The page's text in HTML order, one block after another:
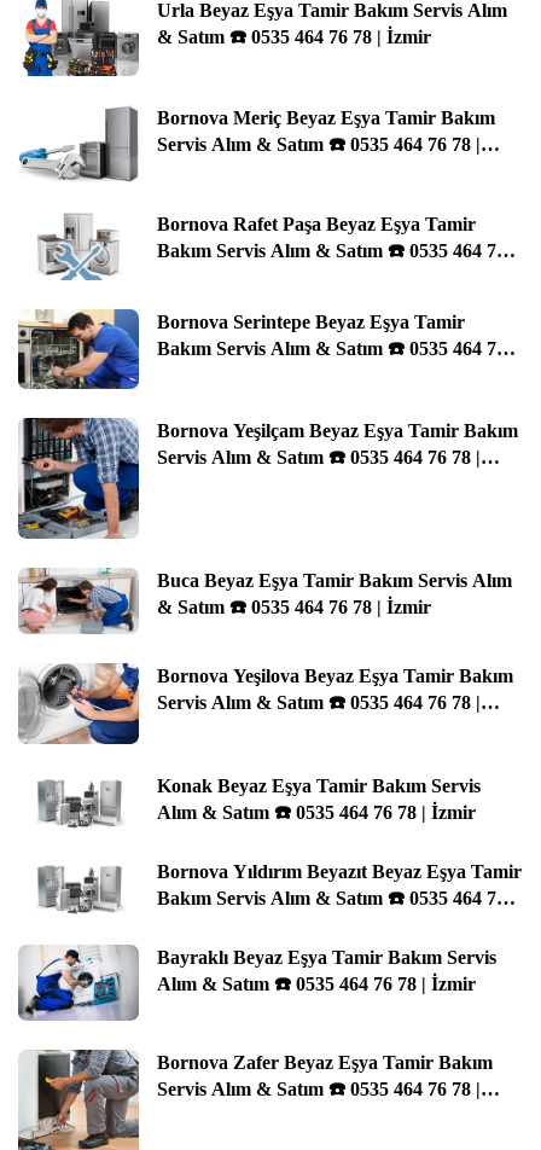
Urla Beyaz Eşya Tamir Bakım Servis Alım
& Satım ☎️ 0535 464 76 78 | İzmir
Bornova Meriç Beyaz Eşya Tamir Bakım
Servis Alım & Satım ☎️ 0535 464 76 78 |
Bornova Rafet Paşa Beyaz Eşya Tamir
Bakım Servis Alım & Satım ☎️ 0535 464 76
Bornova Serintepe Beyaz Eşya Tamir
Bakım Servis Alım & Satım ☎️ 0535 464 76
Bornova Yeşilçam Beyaz Eşya Tamir Bakım
Servis Alım & Satım ☎️ 0535 464 76 78 |
Buca Beyaz Eşya Tamir Bakım Servis Alım
& Satım ☎️ 0535 464 76 78 | İzmir
Bornova Yeşilova Beyaz Eşya Tamir Bakım
Servis Alım & Satım ☎️ 0535 464 76 78 |
Konak Beyaz Eşya Tamir Bakım Servis
Alım & Satım ☎️ 0535 464 76 78 | İzmir
Bornova Yıldırım Beyazıt Beyaz Eşya Tamir
Bakım Servis Alım & Satım ☎️ 0535 464 76
Bayraklı Beyaz Eşya Tamir Bakım Servis
Alım & Satım ☎️ 0535 464 76 78 | İzmir
Bornova Zafer Beyaz Eşya Tamir Bakım
Servis Alım & Satım ☎️ 0535 464 76 78 |